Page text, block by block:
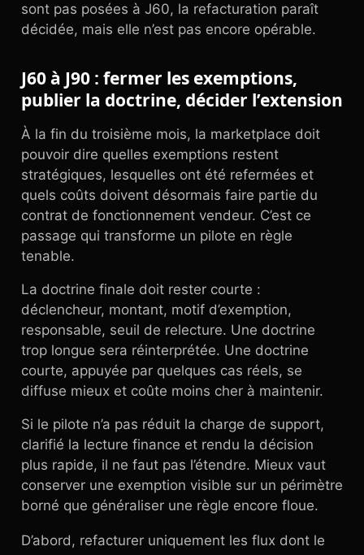
sont pas posées à J60, la refacturation paraît
décidée, mais elle n’est pas encore opérable.
J60 à J90 : fermer les exemptions,
publier la doctrine, décider l’extension
À la fin du troisième mois, la marketplace doit
pouvoir dire quelles exemptions restent
stratégiques, lesquelles ont été refermées et
quels coûts doivent désormais faire partie du
contrat de fonctionnement vendeur. C’est ce
passage qui transforme un pilote en règle
tenable.
La doctrine finale doit rester courte :
déclencheur, montant, motif d’exemption,
responsable, seuil de relecture. Une doctrine
trop longue sera réinterprétée. Une doctrine
courte, appuyée par quelques cas réels, se
diffuse mieux et coûte moins cher à maintenir.
Si le pilote n’a pas réduit la charge de support,
clarifié la lecture finance et rendu la décision
plus rapide, il ne faut pas l’étendre. Mieux vaut
conserver une exemption visible sur un périmètre
borné que généraliser une règle encore floue.
D’abord, refacturer uniquement les flux dont le